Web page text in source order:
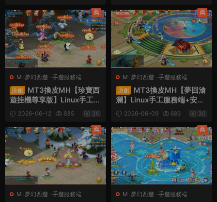
碼+視頻架設教程
後台+全套源碼+視頻架設教
程
M-夢幻西遊 · 手遊服務端
原創
MT3換皮MH【珍寶西
遊挂機尊享版】Linux手工服
務端+安卓蘋果雙端+GM後
台+全套源碼+視頻架設教程
2026-06-12 835 30
薦
M-夢幻西遊 · 手遊服務端
原創
MT3換皮MH【夢回滄
瀾】Linux手工服務端+安卓
蘋果雙端+GM後台+全套源
碼+視頻架設教程
2026-06-09 686 30
薦
M-夢幻西遊 · 手遊服務端
薦
M-夢幻西遊 · 手遊服務端
薦